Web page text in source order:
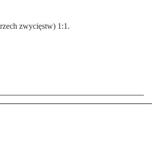
zwycięstw) 1:1.